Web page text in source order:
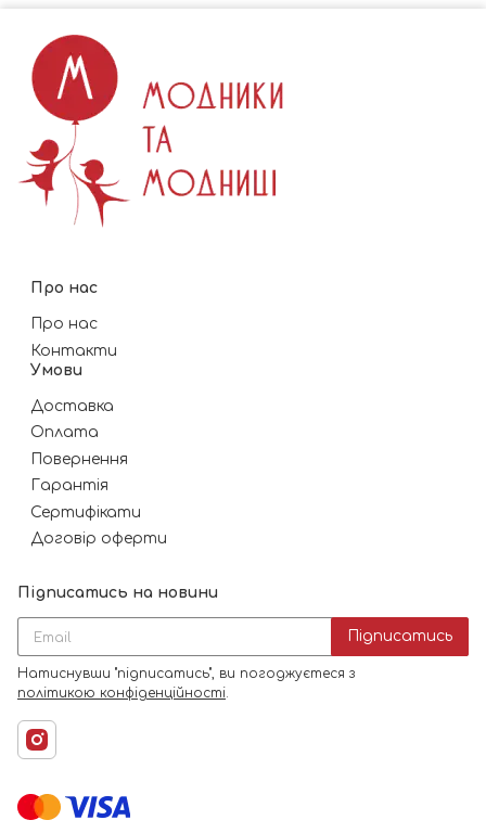
Про нас
Про нас
Контакти
Умови
Доставка
Оплата
Повернення
Гарантія
Сертифікати
Договір оферти
Підписатись на новини
Підписатись
Натиснувши "підписатись", ви погоджуєтеся з
політикою конфіденційності.